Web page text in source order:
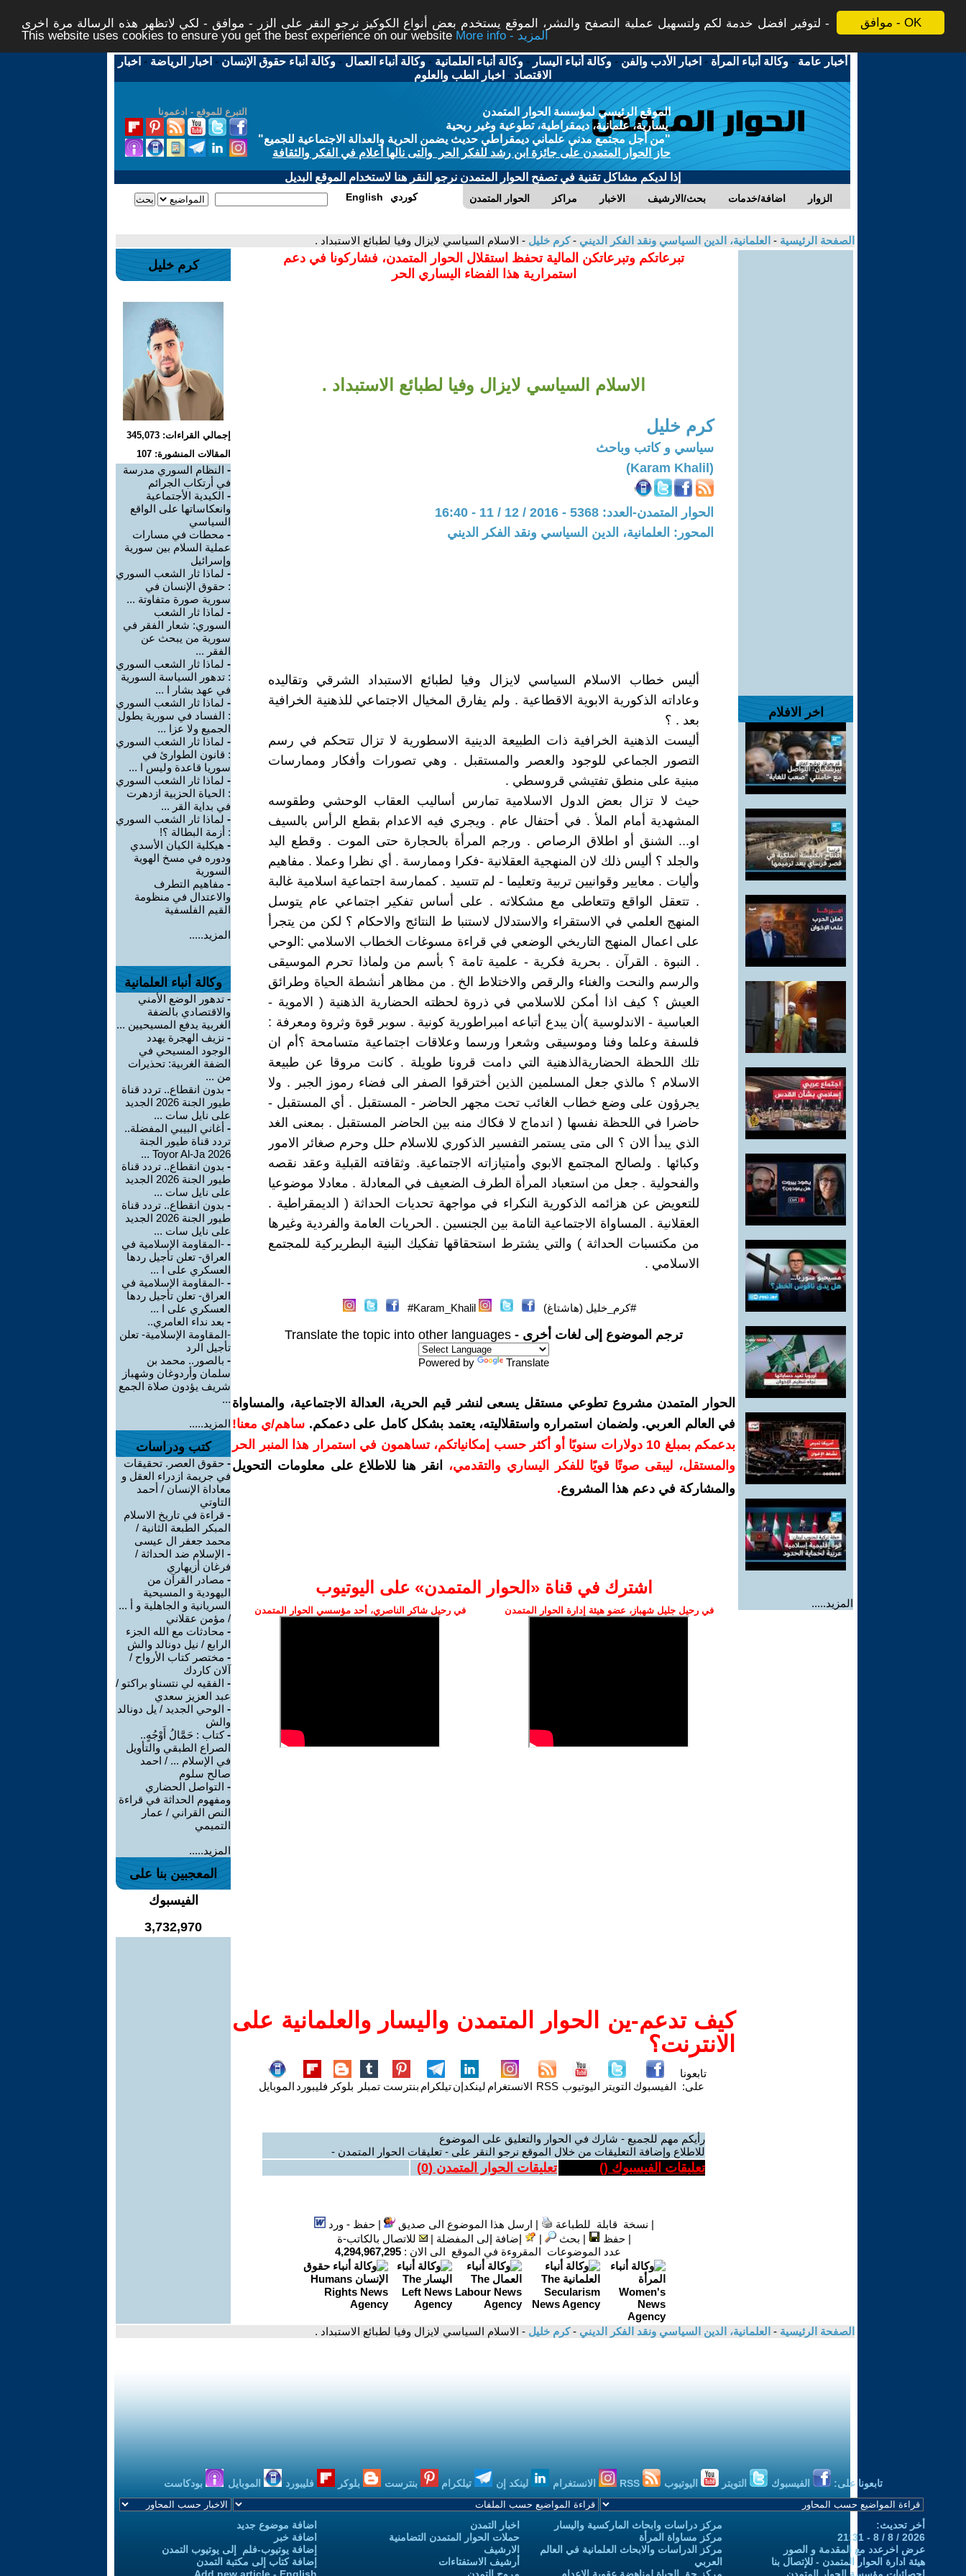
موافق - OK
لتوفير افضل خدمة لكم ولتسهيل عملية التصفح والنشر، الموقع يستخدم بعض أنواع الكوكيز نرجو النقر على الزر - موافق - لكي لاتظهر هذه الرسالة مرة اخرى -
This website uses cookies to ensure you get the best experience on our website
More info - المزيد
أخبار عامة -وكالة أنباء المرأة - اخبار الأدب والفن -وكالة أنباء اليسار -وكالة أنباء العلمانية -وكالة أنباء العمال -وكالة أنباء حقوق الإنسان - اخبار الرياضة - اخبار
الاقتصاد - اخبار الطب والعلوم
التبرع للموقع - ادعمونا
الموقع الرئيسي لمؤسسة الحوار المتمدن
يسارية، علمانية، ديمقراطية، تطوعية وغير ربحية
"من أجل مجتمع مدني علماني ديمقراطي حديث يضمن الحرية والعدالة الاجتماعية للجميع"
حاز الحوار المتمدن على جائزة ابن رشد للفكر الحر والتى نالها أعلام في الفكر والثقافة
إذا لديكم مشاكل تقنية في تصفح الحوار المتمدن نرجو النقر هنا لاستخدام الموقع البديل
الحوار المتمدن مراكز الاخبار بحث/الارشيف اضافة/خدمات الزوار English كوردي
الصفحة الرئيسية - العلمانية، الدين السياسي ونقد الفكر الديني -كرم خليل - الاسلام السياسي لايزال وفيا لطبائع الاستبداد .
اخر الافلام
المزيد.....
تبرعاتكم وتبرعاتكن المالية تحفظ استقلال الحوار المتمدن، فشاركونا في دعم
استمرارية هذا الفضاء اليساري الحر
الاسلام السياسي لايزال وفيا لطبائع الاستبداد .
كرم خليل
سياسي و كاتب وباحث
(Karam Khalil)
الحوار المتمدن-العدد: 5368 - 2016 / 12 / 11 - 16:40
المحور: العلمانية، الدين السياسي ونقد الفكر الديني
أليس خطاب الاسلام السياسي لايزال وفيا لطبائع الاستبداد الشرقي وتقاليده
وعاداته الذكورية الابوية الاقطاعية . ولم يفارق المخيال الاجتماعي للذهنية الخرافية
بعد . ؟
أليست الذهنية الخرافية ذات الطبيعة الدينية الاسطورية لا تزال تتحكم في رسم
التصور الجماعي للوجود والعصر والمستقبل . وهي تصورات وأفكار وممارسات
مبنية على منطق تفتيشي قروسطي .
حيث لا تزال بعض الدول الاسلامية تمارس أساليب العقاب الوحشي وطقوسه
المشهدية أمام الملأ . في أحتفال عام . ويجري فيه الاعدام بقطع الرأس بالسيف
او... الشنق أو اطلاق الرصاص . ورجم المرأة بالحجارة حتى الموت . وقطع اليد
والجلد ؟ أليس ذلك لان المنهجية العقلانية -فكرا وممارسة . أي نظرا وعملا . مفاهيم
وأليات . معايير وقوانيين تربية وتعليما - لم تتسيد . كممارسة اجتماعية اسلامية غالبة
. تتعقل الواقع وتتعاطى مع مشكلاته . على أساس تفكير اجتماعي عام يتوسل
المنهج العلمي في الاستقراء والاستدلال لاستنبا ط النتائج والاحكام ؟ لكن من يتجرأ
على اعمال المنهج التاريخي الوضعي في قراءة مسوغات الخطاب الاسلامي :الوحي
. النبوة . القرآن . بحرية فكرية - علمية تامة ؟ بأسم من ولماذا تحرم الموسيقى
والرسم والنحت والغناء والرقص والاختلاط الخ . من مظاهر أنشطة الحياة وطرائق
العيش ؟ كيف اذا أمكن للاسلامي في ذروة لحظته الحضارية الذهنية ( الاموية -
العباسية - الاندلوسية )أن يبدع أتباعه امبراطورية كونية . سوبر قوة وثروة ومعرفة :
فلسفة وعلما وفنا وموسيقى وشعرا ورسما وعلاقات اجتماعية متسامحة ؟أم ان
تلك اللحظة الحضاريةالذهنية التي دامت قرونا طويلة . كانت مروقا عن طبيعة
الاسلام ؟ مالذي جعل المسلمين الذين أخترقوا الصفر الى فضاء رموز الجبر . ولا
يجرؤون على وضع خطاب الغائب تحت مجهر الحاضر - المستقبل . أي المستقبل -
حاضرا في اللحظة نفسها ( اندماج لا فكاك منه بين الحاضر المستقبل . بمعنى الغد
الذي يبدأ الان ؟ الى متى يستمر التفسير الذكوري للاسلام حلل وحرم صغائر الامور
وكبائها . ولصالح المجتمع الابوي وأمتيازاته الاجتماعية. وثقافته القبلية وعقد نقصه
والفحولية . جعل من استعباد المرأة الطرف الضعيف في المعادلة . معادلا موضوعيا
للتعويض عن هزائمه الذكورية النكراء في مواجهة تحديات الحداثة ( الديمقراطية .
العقلانية . المساواة الاجتماعية التامة بين الجنسين . الحريات العامة والفردية وغيرها
من مكتسبات الحداثة ) والتي يشترط استحقاقها تفكيك البنية البطريركية للمجتمع
الاسلامي .
#كرم_خليل (هاشتاغ) Karam_Khalil#
ترجم الموضوع إلى لغات أخرى - Translate the topic into other languages
Powered by Translate
الحوار المتمدن مشروع تطوعي مستقل يسعى لنشر قيم الحرية، العدالة الاجتماعية، والمساواة
في العالم العربي. ولضمان استمراره واستقلاليته، يعتمد بشكل كامل على دعمكم. ساهم/ي معنا!
بدعمكم بمبلغ 10 دولارات سنويًا أو أكثر حسب إمكانياتكم، تساهمون في استمرار هذا المنبر الحر
والمستقل، ليبقى صوتًا قويًا للفكر اليساري والتقدمي،
انقر هنا للاطلاع على معلومات التحويل
والمشاركة في دعم هذا المشروع.
اشترك في قناة ‫«الحوار المتمدن» على اليوتيوب
في رحيل جليل شهباز، عضو هيئة إدارة الحوار المتمدن في رحيل شاكر الناصري، أحد مؤسسي الحوار المتمدن
كيف تدعم-ين الحوار المتمدن واليسار والعلمانية على
الانترنت؟
تابعونا
على: الفيسبوك التويتر اليوتيوب RSS الانستغرام لينكدإنتيلكرام بنترست تمبلر بلوكر فليبورد الموبايل
رأيكم مهم للجميع - شارك في الحوار والتعليق على الموضوع
للاطلاع وإضافة التعليقات من خلال الموقع نرجو النقر على - تعليقات الحوار المتمدن -
تعليقات الفيسبوك () تعليقات الحوار المتمدن (0
)
| نسخة قابلة للطباعة | ارسل هذا الموضوع الى صديق |حفظ - ورد
|حفظ | بحث | إضافة إلى المفضلة |
للاتصال بالكاتب-ة
عدد الموضوعات المقروءة في الموقع الى الان : 4,294,967,295
كرم خليل
إجمالي القراءات: 345,073
المقالات المنشورة: 107
- النظام السوري مدرسة
في أرتكاب الجرائم
- الكيدية الأجتماعية
وانعكاساتها على الواقع
السياسي
- محطات في مسارات
عملية السلام بين سورية
وإسرائيل
- لماذا ثار الشعب السوري
: حقوق الإنسان في
سورية صورة متفاوتة ...
- لماذا ثار الشعب
السوري: شعار الفقر في
سورية من يبحث عن
الفقر ...
- لماذا ثار الشعب السوري
: تدهور السياسة السورية
في عهد بشار ا ...
- لماذا ثار الشعب السوري
: الفساد في سورية يطول
الجميع ولا عزا ...
- لماذا ثار الشعب السوري
: قانون الطوارئ في
سوريا قاعدة وليس ا ...
- لماذا ثار الشعب السوري
: الحياة الحزبية ازدهرت
في بداية القر ...
- لماذا ثار الشعب السوري
: أزمة البطالة ؟!
- هيكلية الكيان الأسدي
ودوره في مسخ الهوية
السورية
- مفاهيم التطرف
والاعتدال في منظومة
القيم الفلسفية
المزيد.....
وكالة أنباء العلمانية
- تدهور الوضع الأمني
والاقتصادي بالضفة
الغربية يدفع المسيحيين ...
- نزيف الهجرة يهدد
الوجود المسيحي في
الضفة الغربية: تحذيرات
من ...
- بدون انقطاع.. تردد قناة
طيور الجنة 2026 الجديد
على نايل سات ...
- أغاني البيبي المفضلة..
تردد قناة طيور الجنة
2026 Toyor Al-Ja ...
- بدون انقطاع.. تردد قناة
طيور الجنة 2026 الجديد
على نايل سات ...
- بدون انقطاع.. تردد قناة
طيور الجنة 2026 الجديد
على نايل سات ...
- -المقاومة الإسلامية في
العراق- تعلن تأجيل ردها
العسكري على ا ...
- -المقاومة الإسلامية في
العراق- تعلن تأجيل ردها
العسكري على ا ...
- بعد نداء العامري..
-المقاومة الإسلامية- تعلن
تأجيل الرد
- بالصور.. محمد بن
سلمان وأردوغان وشهباز
شريف يؤدون صلاة الجمع
...
المزيد.....
كتب ودراسات
- حقوق العصر. تحقيقات
في جريمة ازدراء العقل و
معاداة الإنسان / أحمد
التاوتي
- قراءة في تاريخ الاسلام
المبكر الطبعة الثانية /
محمد جعفر ال عيسى
- الإسلام ضد الحداثة /
فرغان أزيهاري
- مصادر القرآن من
اليهودية و المسيحية
السريانية و الجاهلية و أ ...
/ مؤمن عقلاني
- محادثات مع الله الجزء
الرابع / نيل دونالد والش
- مختصر كتاب الأرواح /
آلان كاردك
- الفقيه لي نتسناو براكتو /
عبد العزيز سعدي
- الوحي الجديد / يل دونالد
والش
-كتاب : حَمَّالُ أَوْجُهٍ..
الصراع الطبقي والتأويل
في الإسلام ... / احمد
صالح سلوم
- التواصل الحضاري
ومفهوم الحداثة في قراءة
النص القراني / عمار
التميمي
المزيد.....
المعجبين بنا على
الفيسبوك
3,732,970
الصفحة الرئيسية - العلمانية، الدين السياسي ونقد الفكر الديني -كرم خليل - الاسلام السياسي لايزال وفيا لطبائع الاستبداد .
تابعونا على: الفيسبوك التويتر اليوتيوب الانستغرام لينكد إن تيلكرام بنترست بلوكر فليبورد الموبايل بودكاست
أخر تحديث:
2026 / 8 / 8 - 21:31
عرض اخرعدد مع المقدمة و الصور
هيئة ادارة الحوار المتمدن - للإتصال بنا
مركز دراسات وابحاث الماركسية واليسار
مركز مساواة المرأة
مركز الدراسات والابحاث العلمانية في العالم
العربي
اخبار التمدن
حملات الحوار المتمدن التضامنية
الارشيف
أرشيف الاستفتاءات
اضافة موضوع جديد
اضافة خبر
إضافة يوتيوب-فلم إلى يوتيوب التمدن
إضافة كتاب إلى مكتبة التمدن